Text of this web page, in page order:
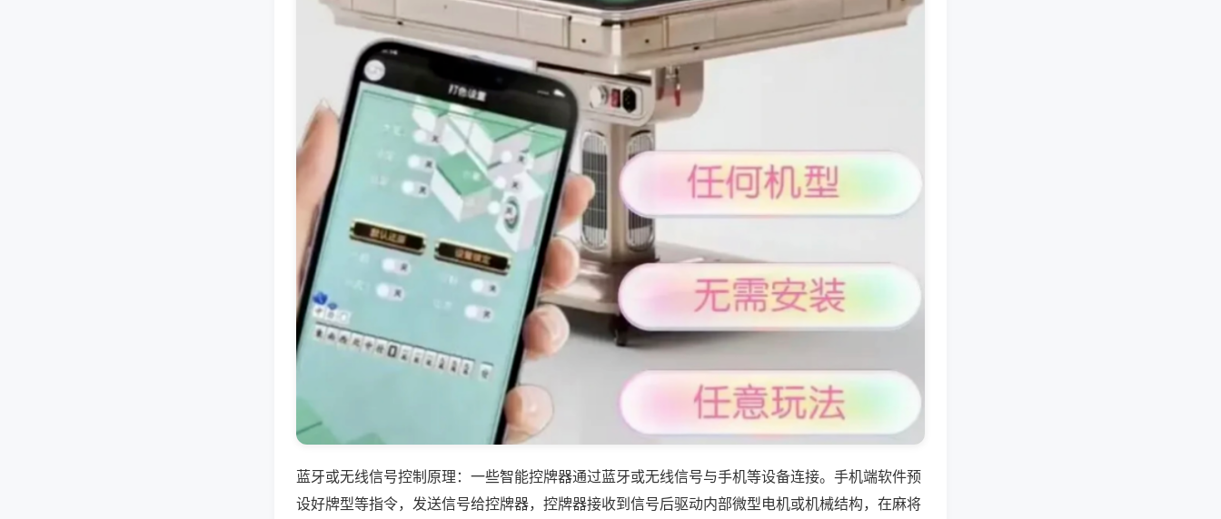
蓝牙或无线信号控制原理：一些智能控牌器通过蓝牙或无线信号与手机等设备连接。手机端软件预
设好牌型等指令，发送信号给控牌器，控牌器接收到信号后驱动内部微型电机或机械结构，在麻将